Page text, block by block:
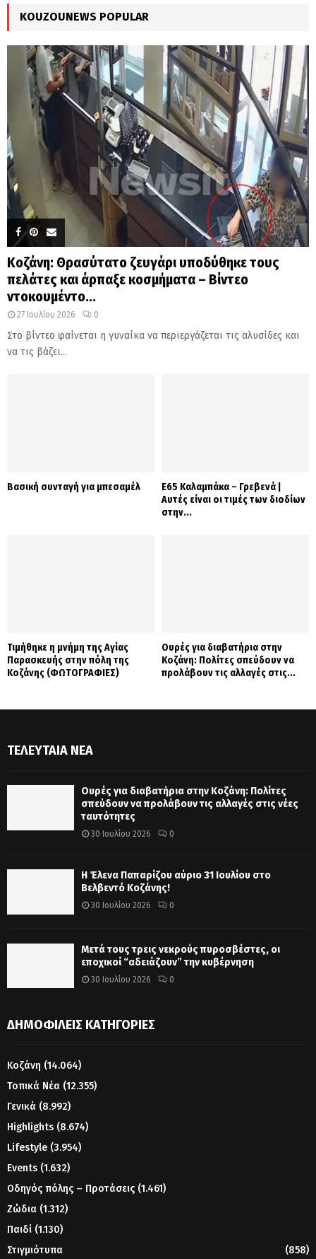
KOUZOUNEWS POPULAR
Κοζάνη: Θρασύτατο ζευγάρι υποδύθηκε τους
πελάτες και άρπαξε κοσμήματα – Βίντεο
ντοκουμέντο...
27 Ιουλίου 2026 0
Στο βίντεο φαίνεται η γυναίκα να περιεργάζεται τις αλυσίδες και
να τις βάζει...
Βασική συνταγή για μπεσαμέλ
Ε65 Καλαμπάκα – Γρεβενά |
Αυτές είναι οι τιμές των διοδίων
στην...
Τιμήθηκε η μνήμη της Αγίας
Παρασκευής στην πόλη της
Κοζάνης (ΦΩΤΟΓΡΑΦΙΕΣ)
Ουρές για διαβατήρια στην
Κοζάνη: Πολίτες σπεύδουν να
προλάβουν τις αλλαγές στις...
ΤΕΛΕΥΤΑΊΑ ΝΈΑ
Ουρές για διαβατήρια στην Κοζάνη: Πολίτες
σπεύδουν να προλάβουν τις αλλαγές στις νέες
ταυτότητες
30 Ιουλίου 2026 0
Η Έλενα Παπαρίζου αύριο 31 Ιουλίου στο
Βελβεντό Κοζάνης!
30 Ιουλίου 2026 0
Μετά τους τρεις νεκρούς πυροσβέστες, οι
εποχικοί “αδειάζουν” την κυβέρνηση
30 Ιουλίου 2026 0
ΔΗΜΟΦΙΛΕΊΣ ΚΑΤΗΓΟΡΊΕΣ
Κοζάνη (14.064)
Τοπικά Νέα (12.355)
Γενικά (8.992)
Highlights (8.674)
Lifestyle (3.954)
Events (1.632)
Οδηγός πόλης – Προτάσεις (1.461)
Ζώδια (1.312)
Παιδί (1.130)
Στιγμιότυπα
(858)